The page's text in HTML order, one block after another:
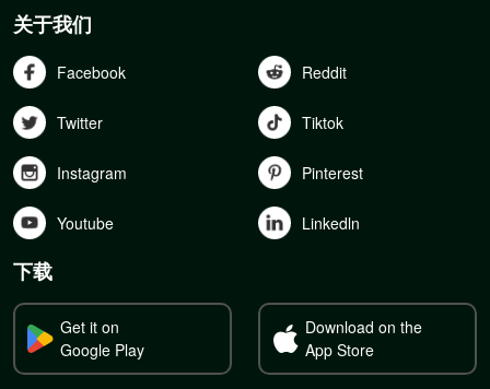
关于我们
Facebook Reddit
Twitter Tiktok
Instagram Pinterest
Youtube Linkedln
下载
Get it on
Google Play
Download on the
App Store